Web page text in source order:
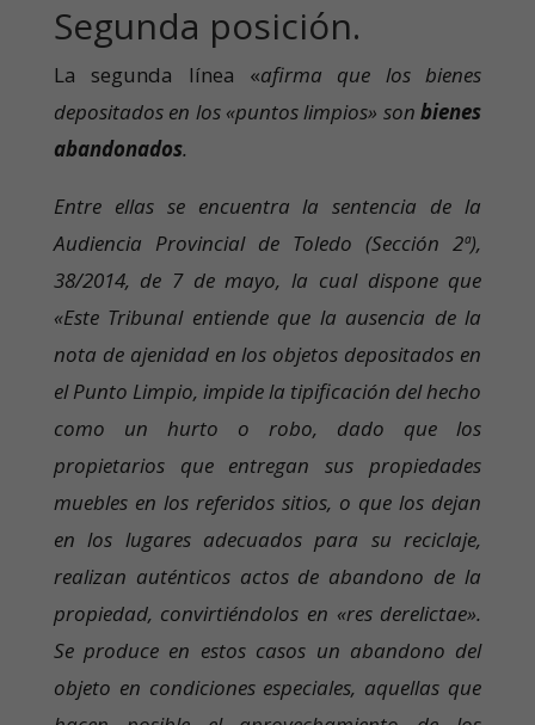
Segunda posición.
La segunda línea «afirma que los bienes
depositados en los «puntos limpios» sonbienes
abandonados.
Entre ellas se encuentra la sentencia de la
Audiencia Provincial de Toledo (Sección 2ª),
38/2014, de 7 de mayo, la cual dispone que
«Este Tribunal entiende que la ausencia de la
nota de ajenidad en los objetos depositados en
el Punto Limpio, impide la tipificación del hecho
como un hurto o robo, dado que los
propietarios que entregan sus propiedades
muebles en los referidos sitios, o que los dejan
en los lugares adecuados para su reciclaje,
realizan auténticos actos de abandono de la
propiedad, convirtiéndolos en «res derelictae».
Se produce en estos casos un abandono del
objeto en condiciones especiales, aquellas que